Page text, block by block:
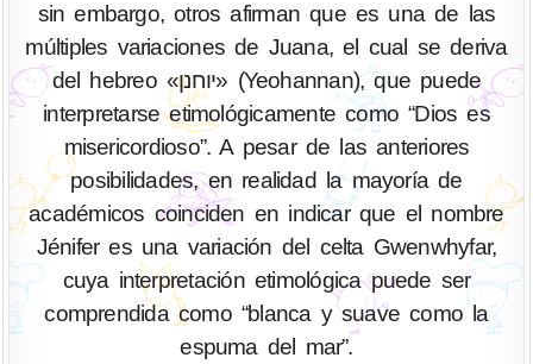
sin embargo, otros afirman que es una de las
múltiples variaciones de Juana, el cual se deriva
del hebreo «יוחנן» (Yeohannan), que puede
interpretarse etimológicamente como “Dios es
misericordioso”. A pesar de las anteriores
posibilidades, en realidad la mayoría de
académicos coinciden en indicar que el nombre
Jénifer es una variación del celta Gwenwhyfar,
cuya interpretación etimológica puede ser
comprendida como “blanca y suave como la
espuma del mar”.